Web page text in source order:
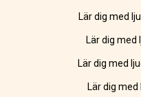
Lär dig med
Lär dig med
Lär dig med
Lär dig